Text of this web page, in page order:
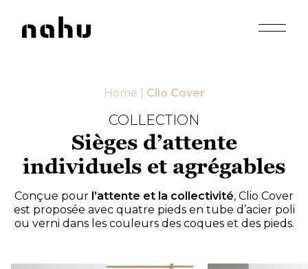
Home Clio Cover
COLLECTION
Sièges d’attente
individuels et agrégables
Conçue pour l’attente et la collectivité, Clio Cover
est proposée avec quatre pieds en tube d’acier poli
ou verni dans les couleurs des coques et des pieds.